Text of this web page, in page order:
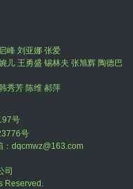
峰 刘亚娜 张爱
儿 王勇盛 锡林夫 张旭辉 陶德巴
秀芳 陈维 郝萍
号
号
：dqcmwz@163.com
司
Reserved.